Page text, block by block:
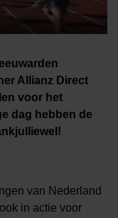
Allianz Direct
voor het
dag hebben de
van Nederland
in actie voor